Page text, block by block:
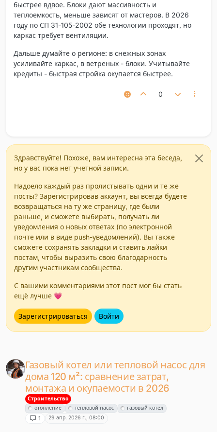
быстрее вдвое. Блоки дают массивность и
теплоемкость, меньше зависят от мастеров. В 2026
году по СП 31-105-2002 обе технологии проходят, но
каркас требует вентиляции.
Дальше думайте о регионе: в снежных зонах
усиливайте каркас, в ветреных - блоки. Учитывайте
кредиты - быстрая стройка окупается быстрее.
0
Здравствуйте! Похоже, вам интересна эта беседа,
но у вас пока нет учетной записи.
Надоело каждый раз пролистывать одни и те же
посты? Зарегистрировав аккаунт, вы всегда будете
возвращаться на ту же страницу, где были
раньше, и сможете выбирать, получать ли
уведомления о новых ответах (по электронной
почте или в виде push-уведомлений). Вы также
сможете сохранять закладки и ставить лайки
постам, чтобы выразить свою благодарность
другим участникам сообщества.
С вашими комментариями этот пост мог бы стать
ещё лучше 💗
Зарегистрироваться Войти
Газовый котел или тепловой насос для
дома 120 м²: сравнение затрат,
монтажа и окупаемости в 2026
Строительство
отопление
тепловой насос газовый котел
1 29 апр. 2026 г., 08:00